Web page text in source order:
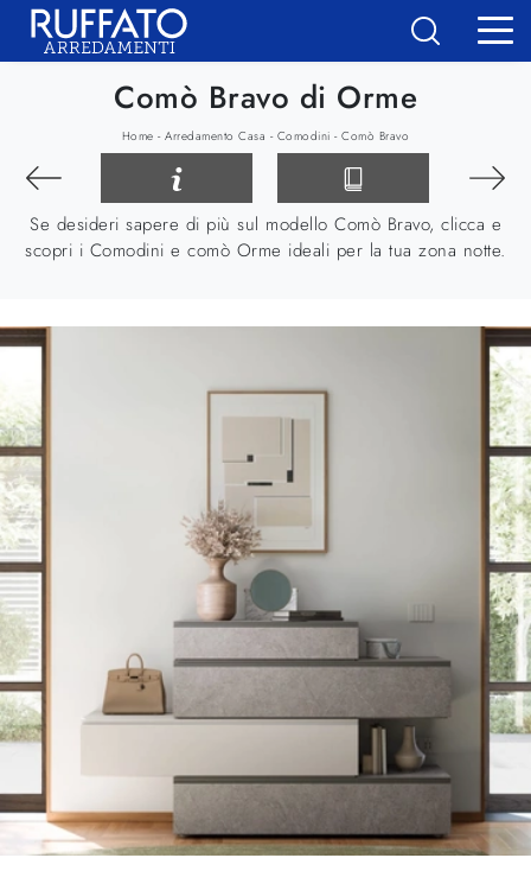
Comò Bravo di Orme
Home -Arredamento Casa - Comodini -Comò Bravo
Se desideri sapere di più sul modello Comò Bravo, clicca e
scopri i Comodini e comò Orme ideali per la tua zona notte.